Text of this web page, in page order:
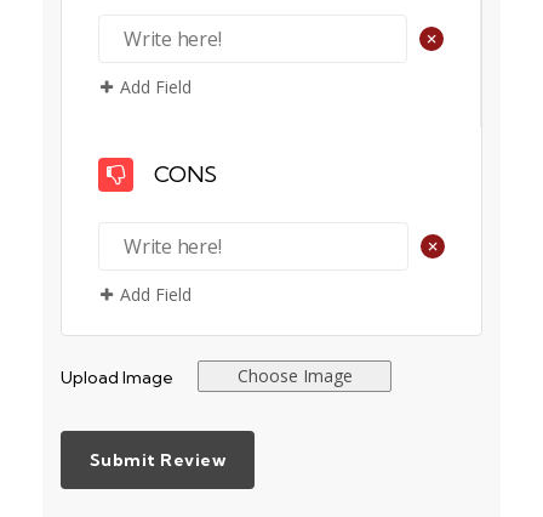
+
Add Field
CONS
+
Add Field
Upload Image Choose Image